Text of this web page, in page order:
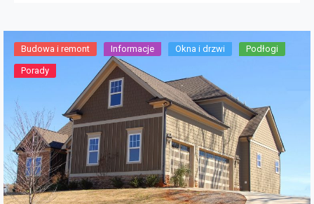
domu, […]
Budowa i remont Informacje Okna i drzwi Podłogi
Porady